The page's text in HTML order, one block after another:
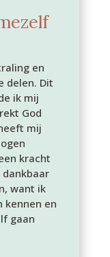
en
delen. Dit
ik mij
God
mij
kracht
dankbaar
want ik
kennen en
gaan